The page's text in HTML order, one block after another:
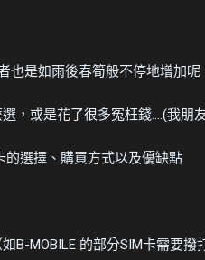
也是如雨後春筍般不停地增加呢
或是花了很多冤枉錢....(我朋
的選擇、購買方式以及優缺點
MOBILE 的部分SIM卡需要撥